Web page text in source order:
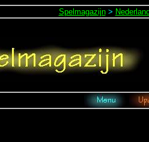
Spelmagazijn>